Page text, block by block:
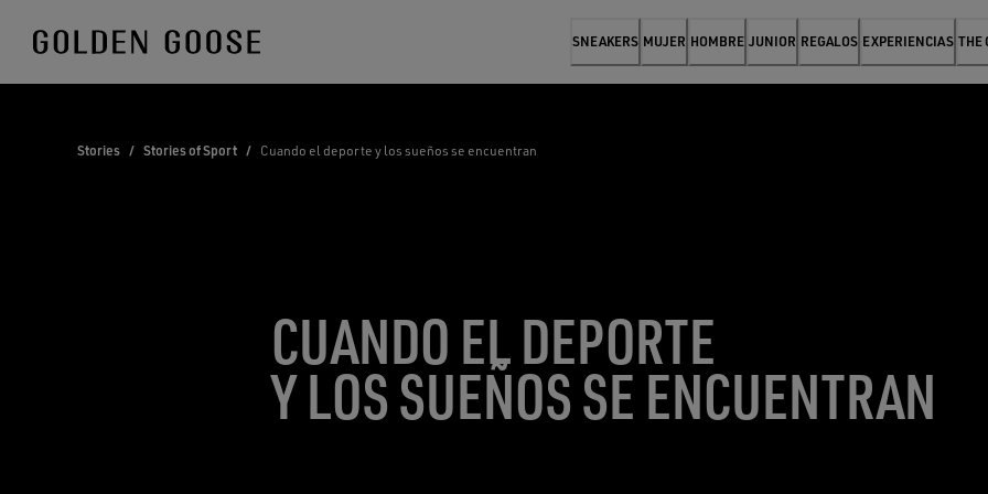
SNEAKERS MUJER HOMBRE JUNIOR REGALOS EXPERIENCIAS THE
Stories / Stories of Sport / Cuando el deporte y los sueños se encuentran
CUANDO EL DEPORTE
Y LOS SUEÑOS SE ENCUENTRAN